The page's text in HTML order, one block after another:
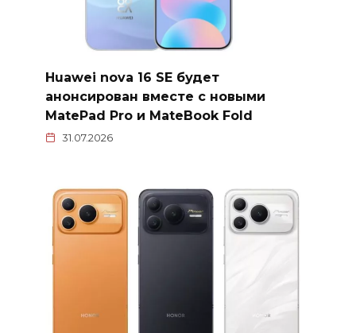
Huawei nova 16 SE будет
анонсирован вместе с новыми
MatePad Pro и MateBook Fold
31.07.2026